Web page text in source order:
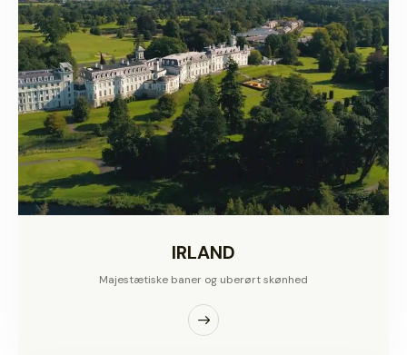
IRLAND
Majestætiske baner og uberørt skønhed